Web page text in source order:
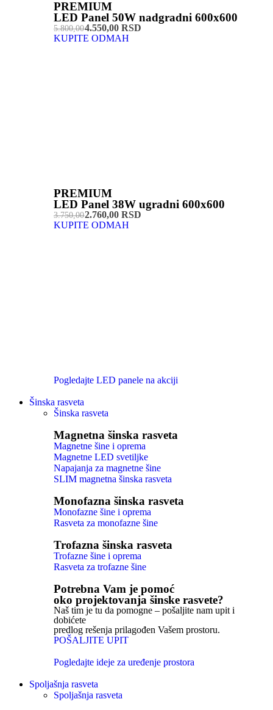
PREMIUM
LED Panel 50W nadgradni 600x600
5.800,004.550,00 RSD
KUPITE ODMAH
PREMIUM
LED Panel 38W ugradni 600x600
3.750,002.760,00 RSD
KUPITE ODMAH
Pogledajte LED panele na akciji
Šinska rasveta
Šinska rasveta
Magnetna šinska rasveta
Magnetne šine i oprema
Magnetne LED svetiljke
Napajanja za magnetne šine
SLIM magnetna šinska rasveta
Monofazna šinska rasveta
Monofazne šine i oprema
Rasveta za monofazne šine
Trofazna šinska rasveta
Trofazne šine i oprema
Rasveta za trofazne šine
Potrebna Vam je pomoć
oko projektovanja šinske rasvete?
Naš tim je tu da pomogne – pošaljite nam upit i
dobićete
predlog rešenja prilagođen Vašem prostoru.
POŠALJITE UPIT
Pogledajte ideje za uređenje prostora
Spoljašnja rasveta
Spoljašnja rasveta